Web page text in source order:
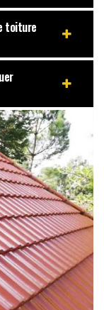
toiture